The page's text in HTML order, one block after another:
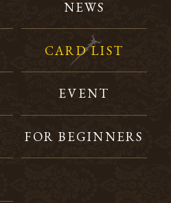
NEWS
CARD LIST
EVENT
FOR BEGINNERS